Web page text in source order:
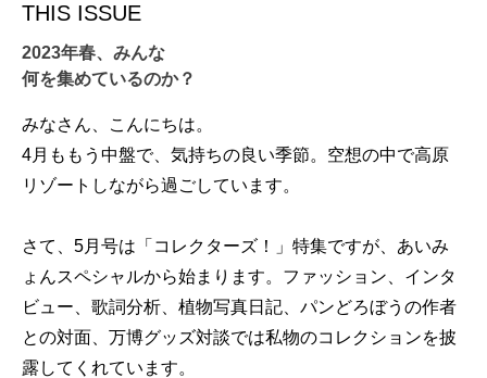
THIS ISSUE
2023年春、みんな
何を集めているのか？
みなさん、こんにちは。
4月ももう中盤で、気持ちの良い季節。空想の中で高原
リゾートしながら過ごしています。
さて、5月号は「コレクターズ！」特集ですが、あいみ
ょんスペシャルから始まります。ファッション、インタ
ビュー、歌詞分析、植物写真日記、パンどろぼうの作者
との対面、万博グッズ対談では私物のコレクションを披
露してくれています。